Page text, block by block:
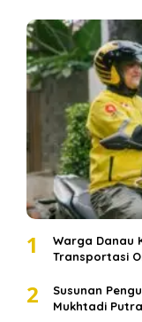
1
Warga Danau
Transportasi
2
Susunan
Mukhtadi